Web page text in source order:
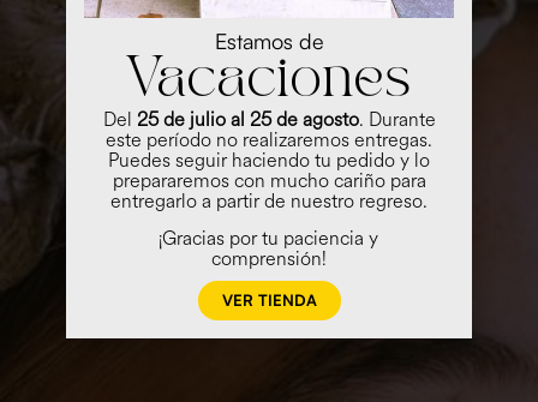
Estamos de
Vacaciones
Del 25 de julio al 25 de agosto. Durante
este período no realizaremos entregas.
Puedes seguir haciendo tu pedido y lo
prepararemos con mucho cariño para
entregarlo a partir de nuestro regreso.
¡Gracias por tu paciencia y
comprensión!
VER TIENDA